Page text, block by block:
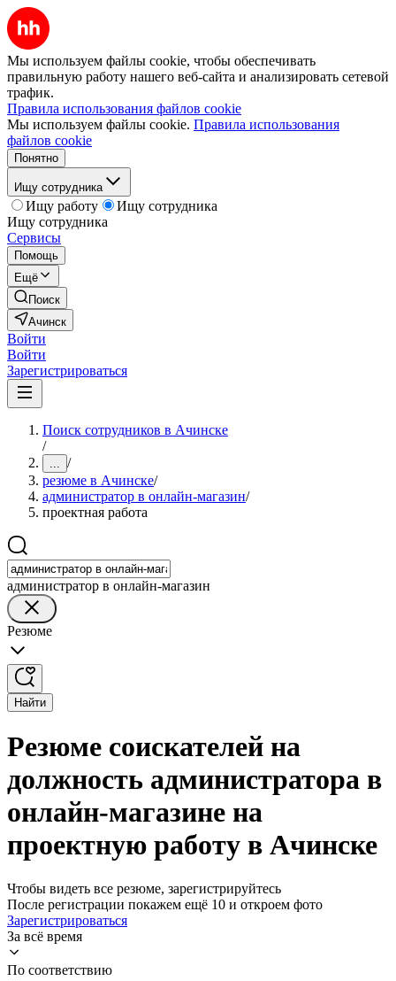
Мы используем файлы cookie, чтобы обеспечивать
правильную работу нашего веб-сайта и анализировать сетевой
трафик.
Правила использования файлов cookie
Мы используем файлы cookie. Правила использования
файлов cookie
Понятно
Ищу сотрудника
Ищу работу
Ищу сотрудника
Ищу сотрудника
Сервисы
Помощь
Ещё
Поиск
Ачинск
Войти
Войти
Зарегистрироваться
Поиск сотрудников в Ачинске
/
... /
резюме в Ачинске/
администратор в онлайн-магазин/
проектная работа
администратор в онлайн-магазин
Резюме
Найти
Резюме соискателей на
должность администратора в
онлайн-магазине на
проектную работу в Ачинске
Чтобы видеть все резюме, зарегистрируйтесь
После регистрации покажем ещё 10 и откроем фото
Зарегистрироваться
За всё время
По соответствию